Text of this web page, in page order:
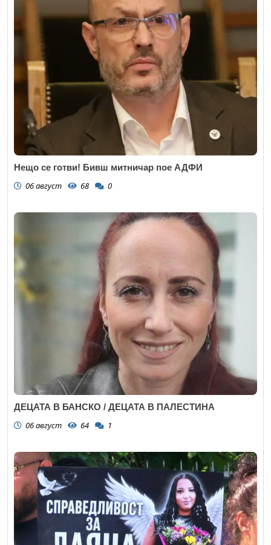
Нещо се готви! Бивш митничар пое АДФИ
06 август 68 0
ДЕЦАТА В БАНСКО / ДЕЦАТА В ПАЛЕСТИНА
06 август 64 1